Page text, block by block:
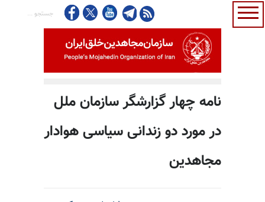
نامه چهار گزارشگر سازمان ملل
در مورد دو زندانی سیاسی هوادار
مجاهدین